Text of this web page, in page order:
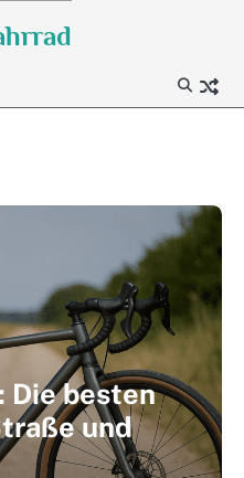
Die besten
und